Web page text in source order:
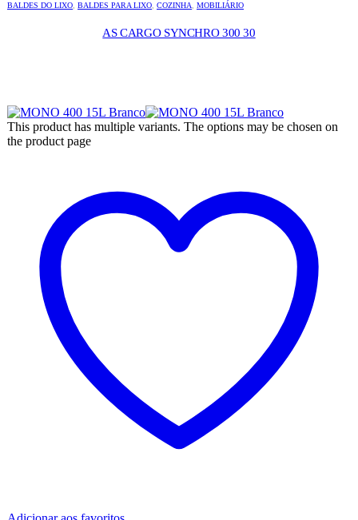
BALDES DO LIXO, BALDES PARA LIXO, COZINHA, MOBILIÁRIO
AS CARGO SYNCHRO 300 30
This product has multiple variants. The options may be chosen on
the product page